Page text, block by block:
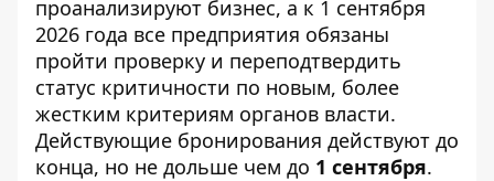
проанализируют бизнес, а к 1 сентября
2026 года все предприятия обязаны
пройти проверку и переподтвердить
статус критичности по новым, более
жестким критериям органов власти.
Действующие бронирования действуют до
конца, но не дольше чем до 1 сентября.